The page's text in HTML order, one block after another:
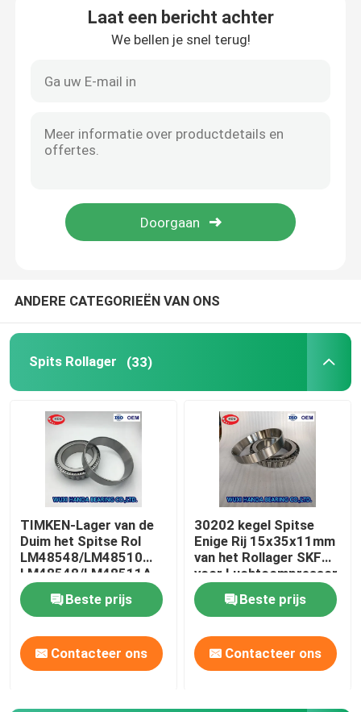
Cilindrisch Rollager
Hoekig ContactKogellager
Het Lager van de naaldrol
Dun Muurlager
TIMKEN-Rollager
Het kogellager van NSK
gekruiste rollagers
Laat een bericht achter
We bellen je snel terug!
ANDERE CATEGORIEËN VAN ONS
Spits Rollager (33)
TIMKEN-Lager van de
Duim het Spitse Rol
LM48548/LM48510
LM48548/LM48511A
Beste prijs
Contacteer ons
30202 kegel Spitse
Enige Rij 15x35x11mm
van het Rollager SKF
voor Luchtcompressor
Beste prijs
Contacteer ons